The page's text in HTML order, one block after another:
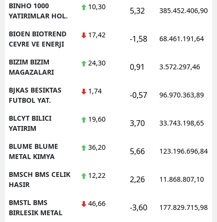
BINHO 1000
YATIRIMLAR HOL.
10,30 5,32 385.452.406,90
BIOEN BIOTREND
CEVRE VE ENERJI
17,42 -1,58 68.461.191,64
BIZIM BIZIM
MAGAZALARI
24,30 0,91 3.572.297,46
BJKAS BESIKTAS
FUTBOL YAT.
1,74 -0,57 96.970.363,89
BLCYT BILICI
YATIRIM
19,60 3,70 33.743.198,65
BLUME BLUME
METAL KIMYA
36,20 5,66 123.196.696,84
BMSCH BMS CELIK
HASIR
12,22 2,26 11.868.807,10
BMSTL BMS
BIRLESIK METAL
46,66 -3,60 177.829.715,98